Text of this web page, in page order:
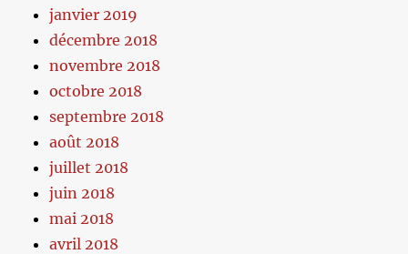
janvier 2019
décembre 2018
novembre 2018
octobre 2018
septembre 2018
août 2018
juillet 2018
juin 2018
mai 2018
avril 2018